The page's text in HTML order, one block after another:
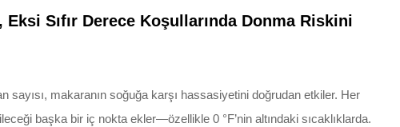
Sıfır Derece Koşullarında Donma Riskini
sayısı, makaranın soğuğa karşı hassasiyetini doğrudan etkiler. Her
başka bir iç nokta ekler—özellikle 0 °F’nin altındaki sıcaklıklarda.